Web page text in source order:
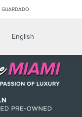
GUARDADO
English